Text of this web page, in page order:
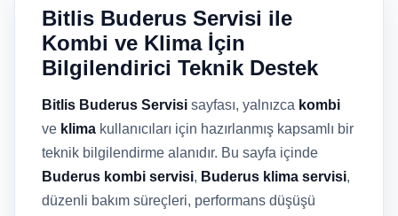
Bitlis Buderus Servisi ile
Kombi ve Klima İçin
Bilgilendirici Teknik Destek
Bitlis Buderus Servisi sayfası, yalnızca kombi
ve klima kullanıcıları için hazırlanmış kapsamlı bir
teknik bilgilendirme alanıdır. Bu sayfa içinde
Buderus kombi servisi, Buderus klima servisi,
düzenli bakım süreçleri, performans düşüşü